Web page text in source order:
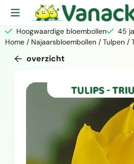
Cookievoorkeuren zijn momenteel
Hoogwaardige bloembollen 45
Home / Najaarsbloembollen / Tulpen /
overzicht